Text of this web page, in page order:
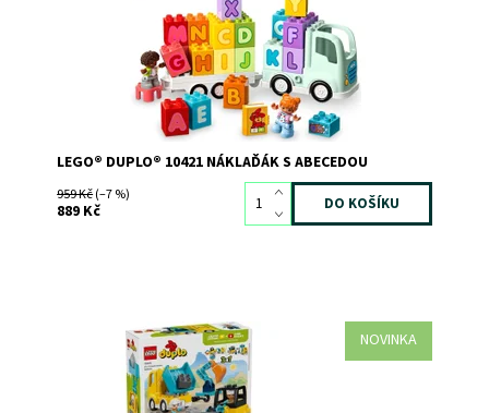
LEGO
LEGO® DUPLO® 10421 NÁKLAĎÁK S ABECEDOU
959 Kč(–7 %)
889 Kč
NOVINKA
Nastartujte kreativitu svých ratolestí se stavebnicí
LEGO® DUPLO® Město Vozidla na stavbě 3 v 1 (10475),
která představuje skvělý dárek pro děti od 2 let. Děti si